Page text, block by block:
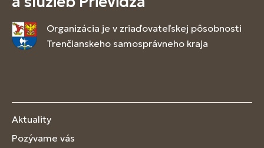
Organizácia je v zriaďovateľskej pôsobnosti
Trenčianskeho samosprávneho kraja
Aktuality
Pozývame vás